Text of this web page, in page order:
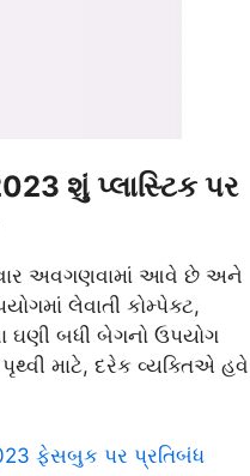
શું પ્લાસ્ટિક પર
અવગણવામાં આવે છે અને
લેવાતી કોમ્પેક્ટ,
ઘણી બધી બેગનો ઉપયોગ
માટે, દરેક વ્યક્તિએ હવે
ફેસબુક પર પ્રતિબંધ